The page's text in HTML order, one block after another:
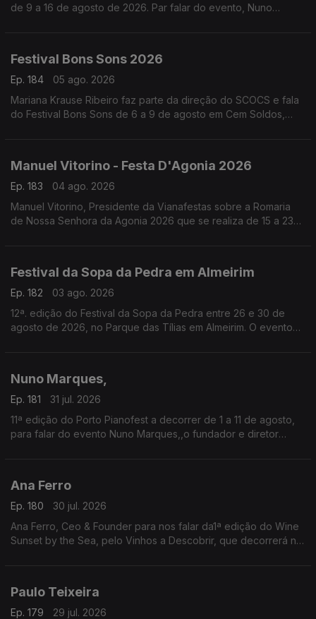
de 9 a 16 de agosto de 2026. Par falar do evento, Nuno
Festival Bons Sons 2026
Ep. 184
05 ago. 2026
Mariana Krause Ribeiro faz parte da direção do SCOCS e fala
do Festival Bons Sons de 6 a 9 de agosto em Cem Soldos,
Manuel Vitorino - Festa D'Agonia 2026
Ep. 183
04 ago. 2026
Manuel Vitorino, Presidente da Vianafestas sobre a Romaria
de Nossa Senhora da Agonia 2026 que se realiza de 15 a 23
Festival da Sopa da Pedra em Almeirim
Ep. 182
03 ago. 2026
12ª. edição do Festival da Sopa da Pedra entre 26 e 30 de
agosto de 2026, no Parque das Tílias em Almeirim. O evento
O grão-confrade Luís Manso da Confraria Gastronómica de
Almeirim fala sobre este símbolo da gastronomia.
Nuno Marques,
Ep. 181
31 jul. 2026
11ª edição do Porto Pianofest a decorrer de 1 a 11 de agosto,
para falar do evento Nuno Marques,,o fundador e diretor
Ana Ferro
Ep. 180
30 jul. 2026
Ana Ferro, Ceo & Founder para nos falar da1ª edição do Wine
Sunset by the Sea, pelo Vinhos a Descobrir, que decorrerá no
Paulo Teixeira
Ep. 179
29 jul. 2026